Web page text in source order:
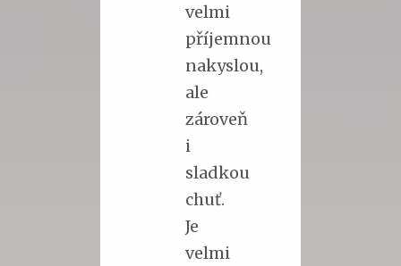
velmi
příjemnou
nakyslou,
ale
zároveň
i
sladkou
chuť.
Je
velmi